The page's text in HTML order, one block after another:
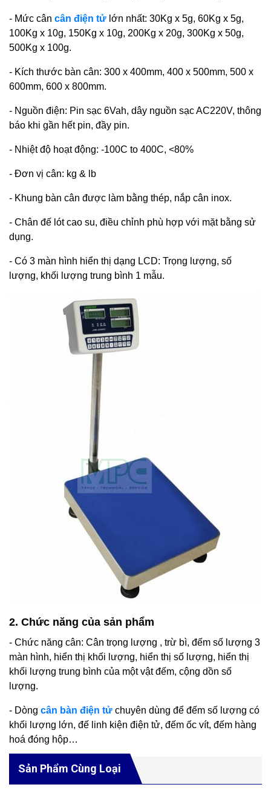
- Mức cân cân điện tử lớn nhất: 30Kg x 5g, 60Kg x 5g,
100Kg x 10g, 150Kg x 10g, 200Kg x 20g, 300Kg x 50g,
500Kg x 100g.
- Kích thước bàn cân: 300 x 400mm, 400 x 500mm, 500 x
600mm, 600 x 800mm.
- Nguồn điện: Pin sạc 6Vah, dây nguồn sạc AC220V, thông
báo khi gần hết pin, đầy pin.
- Nhiệt độ hoạt động: -100C to 400C, <80%
- Đơn vị cân: kg & lb
- Khung bàn cân được làm bằng thép, nắp cân inox.
- Chân đế lót cao su, điều chỉnh phù hợp với mặt bằng sử
dụng.
- Có 3 màn hình hiển thị dạng LCD: Trọng lượng, số
lượng, khối lượng trung bình 1 mẫu.
2. Chức năng của sản phẩm
- Chức năng cân: Cân trọng lượng , trừ bì, đếm số lượng 3
màn hình, hiển thị khối lượng, hiển thị số lượng, hiển thị
khối lượng trung bình của một vật đếm, cộng dồn số
lượng.
- Dòng cân bàn điện tử chuyên dùng để đếm số lượng có
khối lượng lớn, đế linh kiện điện tử, đếm ốc vít, đếm hàng
hoá đóng hộp…
Sản Phẩm Cùng Loại